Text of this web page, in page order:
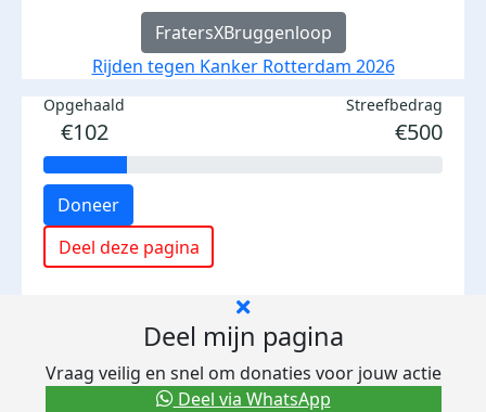
FratersXBruggenloop
Rijden tegen Kanker Rotterdam 2026
Opgehaald
€102
Streefbedrag
€500
Doneer
Deel deze pagina
Deel mijn pagina
Vraag veilig en snel om donaties voor jouw actie
Deel via WhatsApp